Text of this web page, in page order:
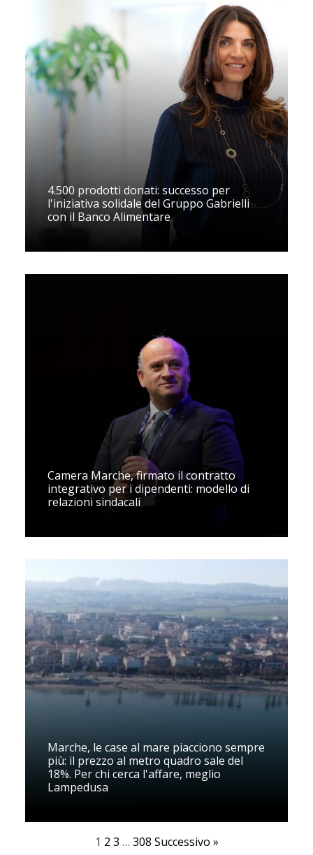
4.500 prodotti donati: successo per
l'iniziativa solidale del Gruppo Gabrielli
con il Banco Alimentare
Camera Marche, firmato il contratto
integrativo per i dipendenti: modello di
relazioni sindacali
Marche, le case al mare piacciono sempre
più: il prezzo al metro quadro sale del
18%. Per chi cerca l'affare, meglio
Lampedusa
1 2 3 … 308 Successivo »